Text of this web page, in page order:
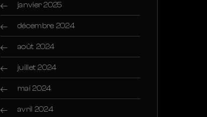
janvier 2025
décembre 2024
août 2024
juillet 2024
mai 2024
avril 2024